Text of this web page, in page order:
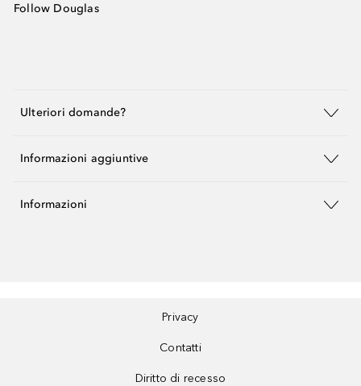
Follow Douglas
Ulteriori domande?
Informazioni aggiuntive
Informazioni
Privacy
Contatti
Diritto di recesso